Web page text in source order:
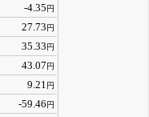
-4.35円
27.73円
35.33円
43.07円
9.21円
-59.46円